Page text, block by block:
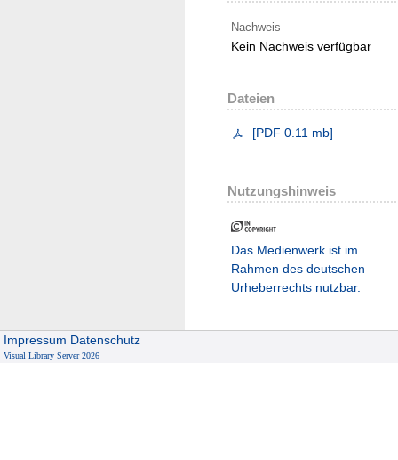
Nachweis
Kein Nachweis verfügbar
Dateien
[PDF 0.11 mb]
Nutzungshinweis
Das Medienwerk ist im
Rahmen des deutschen
Urheberrechts nutzbar.
Impressum Datenschutz
Visual Library Server 2026